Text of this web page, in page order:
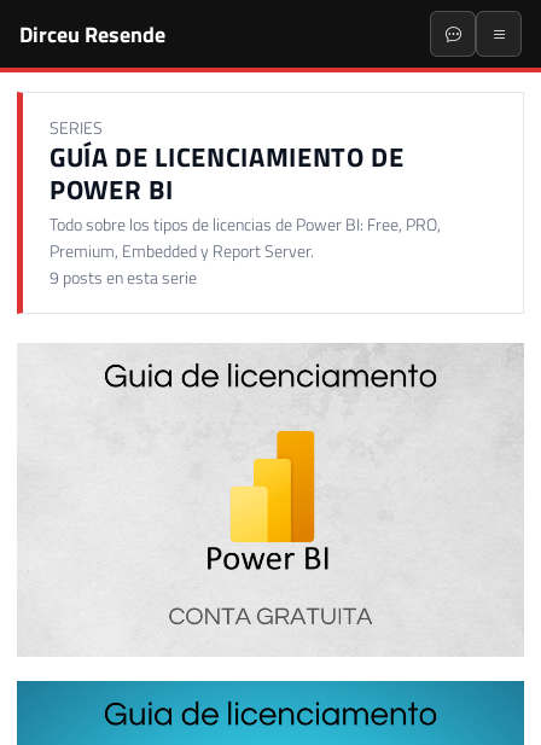
Dirceu Resende
SERIES
GUÍA DE LICENCIAMIENTO DE
POWER BI
Todo sobre los tipos de licencias de Power BI: Free, PRO,
Premium, Embedded y Report Server.
9 posts en esta serie
Power BI Free - Como funciona el